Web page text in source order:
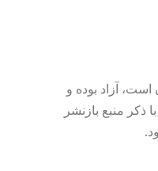
است، آزاد بوده و
ذکر منبع بازنشر